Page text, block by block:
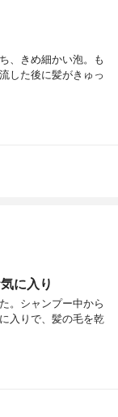
、きめ細かい泡。も
した後に髪がきゅっ
に入り
。シャンプー中から
入りで、髪の毛を乾